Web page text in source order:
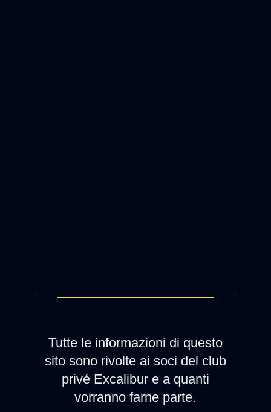
Tutte le informazioni di questo
sito sono rivolte ai soci del club
privé Excalibur e a quanti
vorranno farne parte.